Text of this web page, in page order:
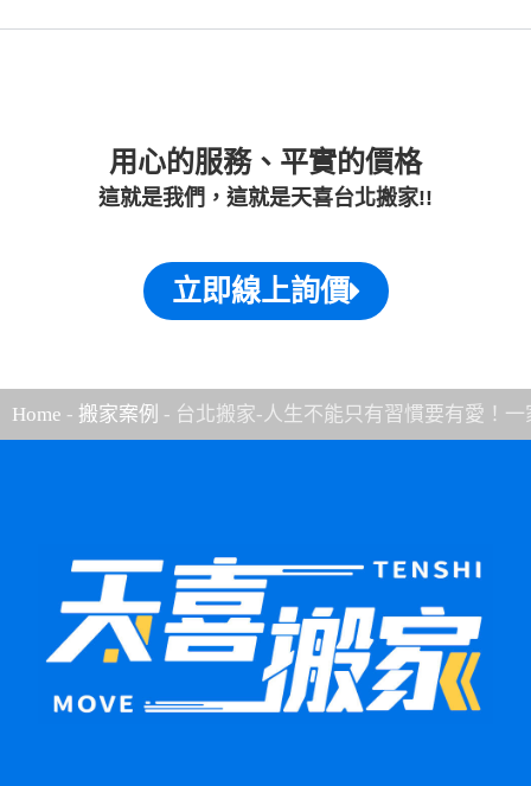
用心的服務、平實的價格
這就是我們，這就是天喜台北搬家!!
立即線上詢價
Home - 搬家案例 - 台北搬家-人生不能只有習慣要有愛！